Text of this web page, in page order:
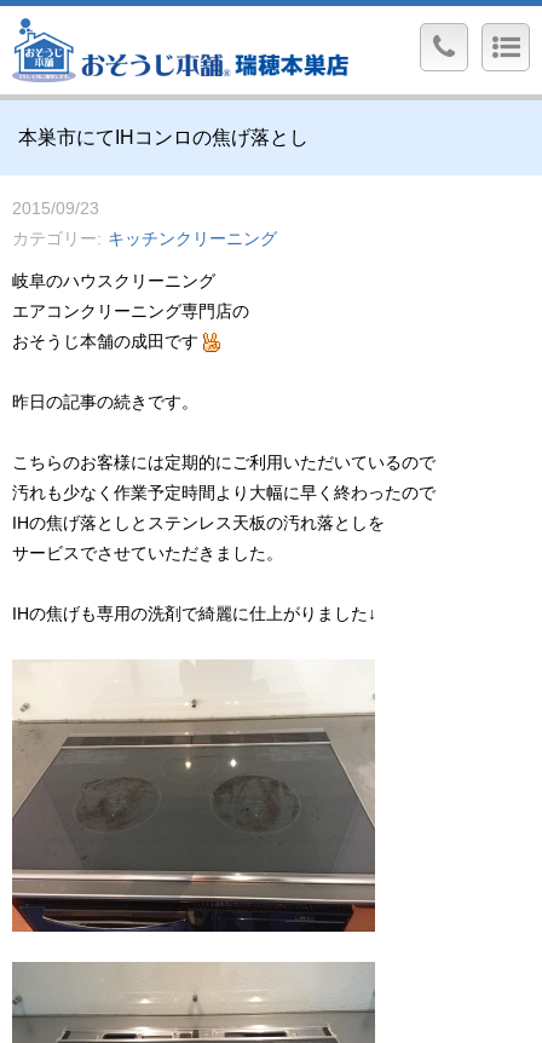
本巣市にてIHコンロの焦げ落とし
2015/09/23
カテゴリー
キッチンクリーニング
岐阜のハウスクリーニング
エアコンクリーニング専門店の
おそうじ本舗の成田です
昨日の記事の続きです。
こちらのお客様には定期的にご利用いただいているので
汚れも少なく作業予定時間より大幅に早く終わったので
IHの焦げ落としとステンレス天板の汚れ落としを
サービスでさせていただきました。
IHの焦げも専用の洗剤で綺麗に仕上がりました↓